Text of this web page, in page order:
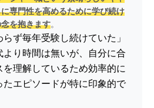
専門性を高めるために学び続け
を抱きます。
らず毎年受験し続けていた」
より時間は無いが、自分に合
を理解しているため効率的に
たエピソードが特に印象的で